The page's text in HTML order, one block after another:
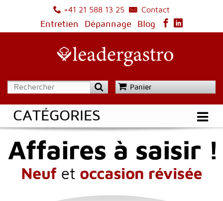
+41 21 588 13 25
Contact
Entretien
Dépannage Blog
Panier
CATÉGORIES